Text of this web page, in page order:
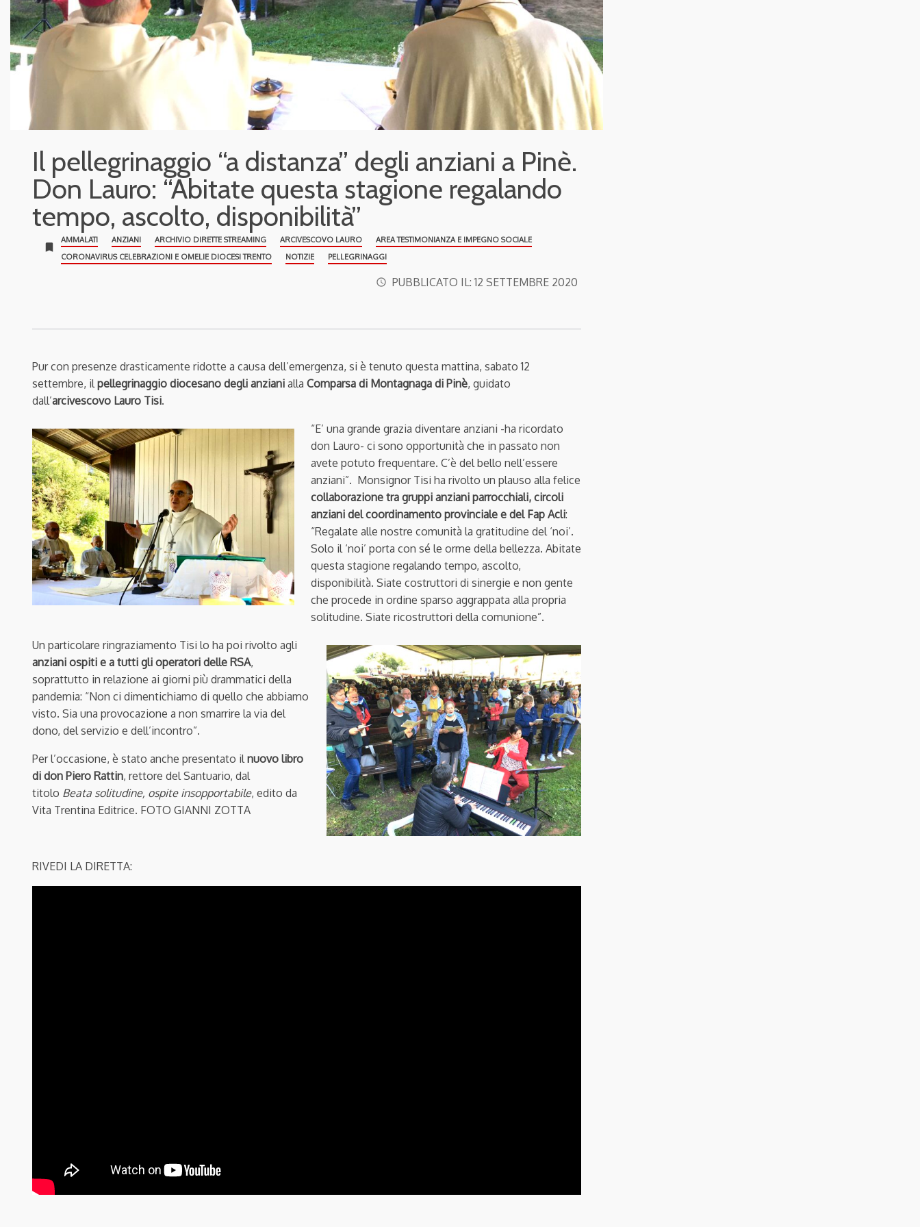
Il pellegrinaggio “a distanza” degli anziani a Pinè.
Don Lauro: “Abitate questa stagione regalando
tempo, ascolto, disponibilità”
bookmark
AMMALATI ANZIANI ARCHIVIO DIRETTE STREAMING ARCIVESCOVO LAURO
AREA TESTIMONIANZA E IMPEGNO SOCIALE
CORONAVIRUS CELEBRAZIONI E OMELIE DIOCESI TRENTO
NOTIZIE PELLEGRINAGGI
access_time PUBBLICATO IL:12 SETTEMBRE 2020
Pur con presenze drasticamente ridotte a causa dell’emergenza, si è tenuto questa mattina, sabato 12
settembre, ilpellegrinaggio diocesano degli anziani alla Comparsa di Montagnaga di Pinè, guidato
dall’arcivescovo Lauro Tisi.
“E’ una grande grazia diventare anziani -ha ricordato
don Lauro- ci sono opportunità che in passato non
avete potuto frequentare. C’è del bello nell’essere
anziani”. Monsignor Tisi ha rivolto un plauso alla felice
collaborazione tra gruppi anziani parrocchiali, circoli
anziani del coordinamento provinciale e del Fap Acli:
“Regalate alle nostre comunità la gratitudine del ‘noi’.
Solo il ‘noi’ porta con sé le orme della bellezza. Abitate
questa stagione regalando tempo, ascolto,
disponibilità. Siate costruttori di sinergie e non gente
che procede in ordine sparso aggrappata alla propria
solitudine. Siate ricostruttori della comunione”.
Un particolare ringraziamento Tisi lo ha poi rivolto agli
anziani ospiti e a tutti gli operatori delle RSA,
soprattutto in relazione ai giorni più drammatici della
pandemia: “Non ci dimentichiamo di quello che abbiamo
visto. Sia una provocazione a non smarrire la via del
dono, del servizio e dell’incontro”.
Per l’occasione, è stato anche presentato ilnuovo libro
di don Piero Rattin, rettore del Santuario, dal
titolo Beata solitudine, ospite insopportabile, edito da
Vita Trentina Editrice. FOTO GIANNI ZOTTA
RIVEDI LA DIRETTA: